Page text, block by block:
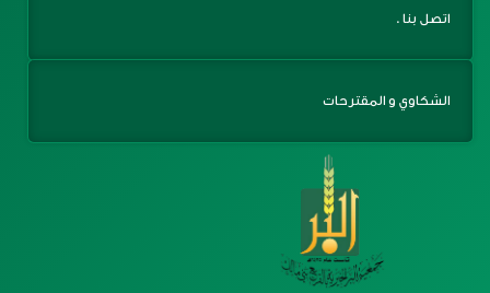
اتصل بنا .
الشكاوي و المقترحات